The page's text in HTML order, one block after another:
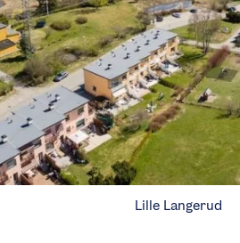
Lille Langerud